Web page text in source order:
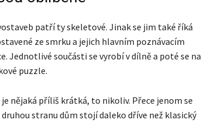
patří ty skeletové. Jinak se jim také říká
ze smrku a jejich hlavním poznávacím
Jednotlivé součásti se vyrobí v dílně a poté se na
puzzle.
nějaká příliš krátká, to nikoliv. Přece jenom se
stranu dům stojí daleko dříve než klasický